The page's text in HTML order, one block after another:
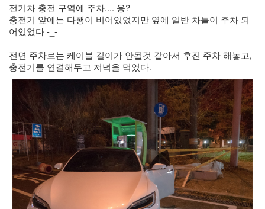
전기차 충전 구역에 주차.... 응?
충전기 앞에는 다행이 비어있었지만 옆에 일반 차들이 주차 되
어있었다 -_-
전면 주차로는 케이블 길이가 안될것 같아서 후진 주차 해놓고,
충전기를 연결해두고 저녁을 먹었다.